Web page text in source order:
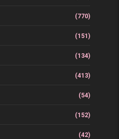
(770)
(151)
(134)
(413)
(54)
(152)
(42)